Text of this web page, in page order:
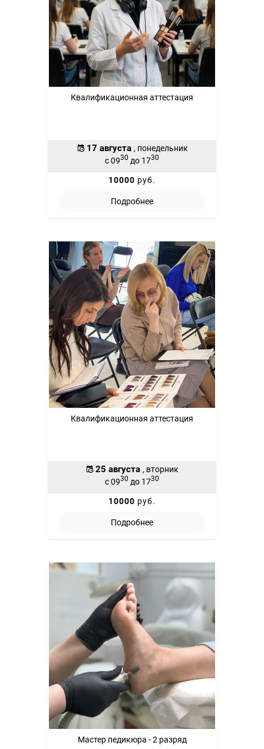
Квалификационная аттестация
17 августа , понедельник
с 0930 до 1730
10000 руб.
Подробнее
Квалификационная аттестация
25 августа , вторник
с 0930 до 1730
10000 руб.
Подробнее
Мастер педикюра - 2 разряд